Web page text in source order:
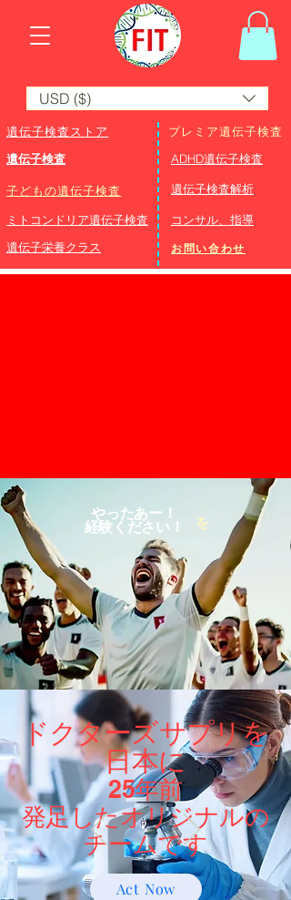
USD ($)
遺伝子検査ストア
遺伝子検査
子どもの遺伝子検査
ミトコンドリア遺伝子検査
遺伝子栄養クラス
プレミア遺伝子検査
ADHD遺伝子検査
​遺伝子検査解析
コンサル、指導
お問い合わせ
を
やったあー！
​経験ください！
ドクターズサプリを
日本に
25年前
発足したオリジナル​の
チームです
Act Now